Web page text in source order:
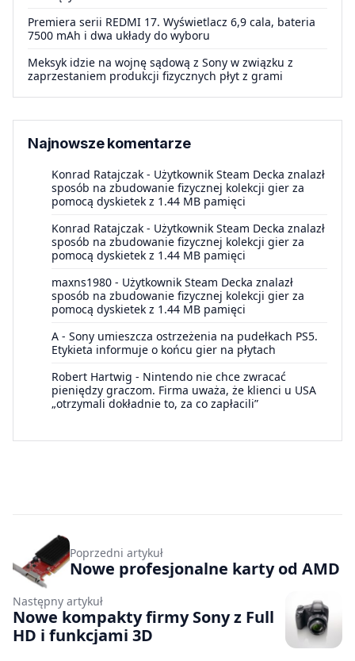
Premiera serii REDMI 17. Wyświetlacz 6,9 cala, bateria
7500 mAh i dwa układy do wyboru
Meksyk idzie na wojnę sądową z Sony w związku z
zaprzestaniem produkcji fizycznych płyt z grami
Najnowsze komentarze
Konrad Ratajczak - Użytkownik Steam Decka znalazł
sposób na zbudowanie fizycznej kolekcji gier za
pomocą dyskietek z 1.44 MB pamięci
Konrad Ratajczak - Użytkownik Steam Decka znalazł
sposób na zbudowanie fizycznej kolekcji gier za
pomocą dyskietek z 1.44 MB pamięci
maxns1980 - Użytkownik Steam Decka znalazł
sposób na zbudowanie fizycznej kolekcji gier za
pomocą dyskietek z 1.44 MB pamięci
A - Sony umieszcza ostrzeżenia na pudełkach PS5.
Etykieta informuje o końcu gier na płytach
Robert Hartwig - Nintendo nie chce zwracać
pieniędzy graczom. Firma uważa, że klienci u USA
„otrzymali dokładnie to, za co zapłacili”
Poprzedni artykuł
Nowe profesjonalne karty od AMD
Następny artykuł
Nowe kompakty firmy Sony z Full
HD i funkcjami 3D